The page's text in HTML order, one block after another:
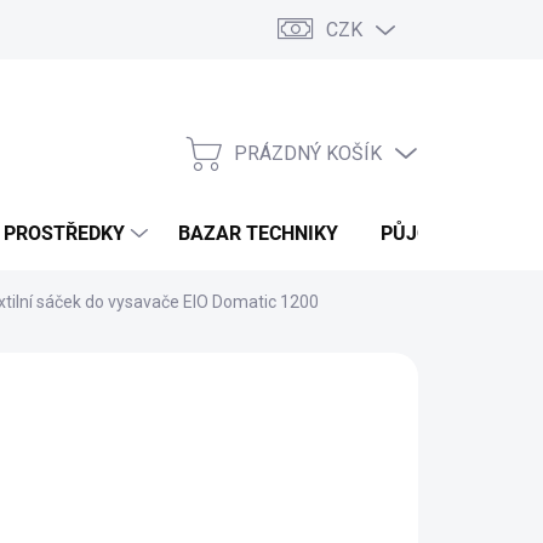
CZK
NÁKUPNÍ
PRÁZDNÝ KOŠÍK
BAZAR TECHNIKY PŮJČOVNA
sáček do vysavače EIO Domatic 1200